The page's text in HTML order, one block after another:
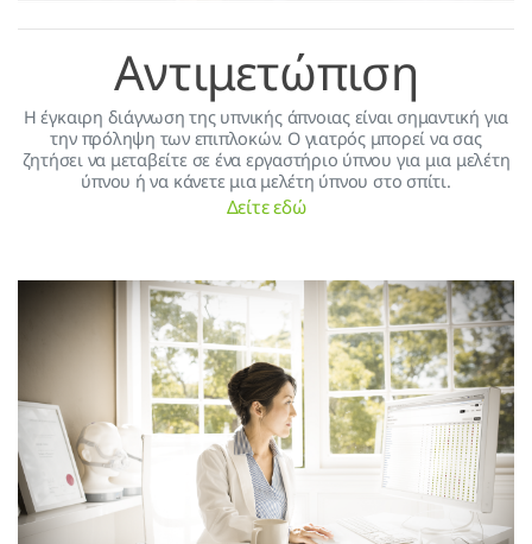
Αντιμετώπιση
H έγκαιρη διάγνωση της υπνικής άπνοιας είναι σημαντική για
την πρόληψη των επιπλοκών. Ο γιατρός μπορεί να σας
ζητήσει να μεταβείτε σε ένα εργαστήριο ύπνου για μια μελέτη
ύπνου ή να κάνετε μια μελέτη ύπνου στο σπίτι.
Δείτε εδώ